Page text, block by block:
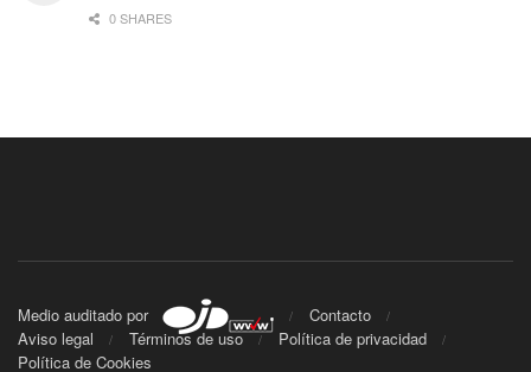
0 SHARES
Medio auditado por
Contacto
Aviso legal
Términos de uso
Política de privacidad
Política de Cookies